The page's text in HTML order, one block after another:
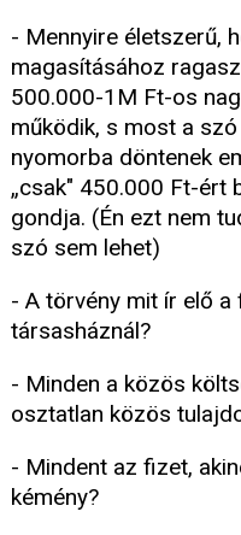
- Mennyire életszerű,
magasításához
500.000-1M Ft-os
működik, s most a
nyomorba döntenek
„csak" 450.000 Ft-ért
gondja. (Én ezt nem
szó sem lehet)
- A törvény mit ír elő
társasháznál?
- Minden a közös
osztatlan közös
- Mindent az fizet,
kémény?